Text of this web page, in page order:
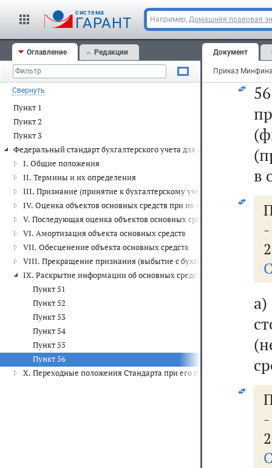
cистема
ГАРАНТ Например, Домашняя правовая
Оглавление Редакции
Свернуть
Пункт 1
Пункт 2
Пункт 3
Федеральный стандарт бухгалтерского учета для организаций
I. Общие положения
II. Термины и их определения
III. Признание (принятие к бухгалтерскому учету) объектов
IV. Оценка объектов основных средств при их признании
V. Последующая оценка объектов основных средств
VI. Амортизация объекта основных средств
VII. Обесценение объекта основных средств
VIII. Прекращение признания (выбытие с бухгалтерского учета)
IX. Раскрытие информации об основных средствах (результатах
Пункт 51
Пункт 52
Пункт 53
Пункт 54
Пункт 55
Пункт 56
X. Переходные положения Стандарта при его первом применении
Документ
в